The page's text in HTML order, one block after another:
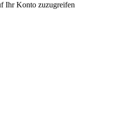
Ihr Konto zuzugreifen